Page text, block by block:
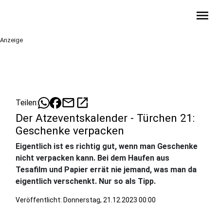
menu
Anzeige
Teilen: mailopen_in_new
Der Atzeventskalender - Türchen 21:
Geschenke verpacken
Eigentlich ist es richtig gut, wenn man Geschenke
nicht verpacken kann. Bei dem Haufen aus
Tesafilm und Papier errät nie jemand, was man da
eigentlich verschenkt. Nur so als Tipp.
Veröffentlicht: Donnerstag, 21.12.2023 00:00